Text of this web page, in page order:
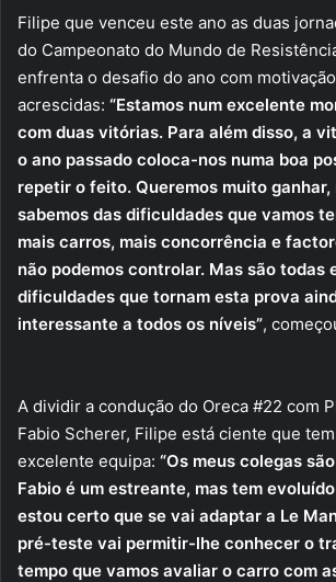
Filipe que venceu este ano as duas
do Campeonato do Mundo de
enfrenta o desafio do ano com
acrescidas: “Estamos num excelente
com duas vitórias. Para além disso, a
o ano passado coloca-nos numa boa
repetir o feito. Queremos muito ganhar,
sabemos das dificuldades que vamos
mais carros, mais concorrência e
não podemos controlar. Mas são todas
dificuldades que tornam esta prova
interessante a todos os níveis”,
A dividir a condução do Oreca #22 com
Fabio Scherer, Filipe está ciente que
excelente equipa: “Os meus colegas
Fabio é um estreante, mas tem
estou certo que se vai adaptar a Le
pré-teste vai permitir-lhe conhecer o
tempo que vamos avaliar o carro com